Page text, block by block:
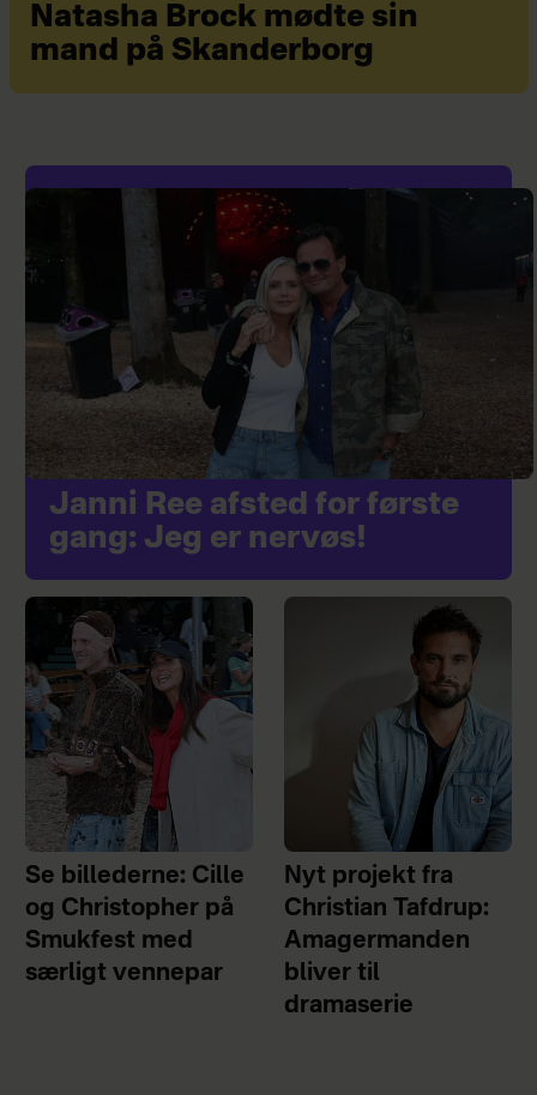
Natasha Brock mødte sin
mand på Skanderborg
Janni Ree afsted for første
gang: Jeg er nervøs!
Se billederne: Cille
og Christopher på
Smukfest med
særligt vennepar
Nyt projekt fra
Christian Tafdrup:
Amagermanden
bliver til
dramaserie